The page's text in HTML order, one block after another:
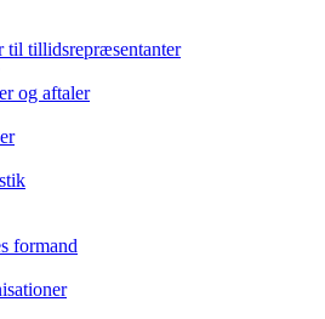
til tillidsrepræsentanter
og aftaler
formand